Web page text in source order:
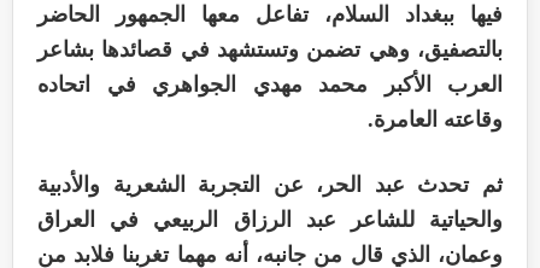
فيها ببغداد السلام، تفاعل معها الجمهور الحاضر
بالتصفيق، وهي تضمن وتستشهد في قصائدها بشاعر
العرب الأكبر محمد مهدي الجواهري في اتحاده
وقاعته العامرة.
ثم تحدث عبد الحر، عن التجربة الشعرية والأدبية
والحياتية للشاعر عبد الرزاق الربيعي في العراق
وعمان، الذي قال من جانبه، أنه مهما تغربنا فلابد من